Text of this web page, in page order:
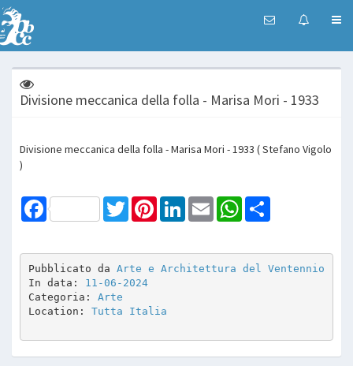
Divisione meccanica della folla - Marisa Mori - 1933
Divisione meccanica della folla - Marisa Mori - 1933 ( Stefano Vigolo
)
Facebook TwitterPinterestLinkedInEmail WhatsApp
Pubblicato da Arte e Architettura del Ventennio
In data: 11-06-2024
Categoria: Arte
Location: Tutta Italia